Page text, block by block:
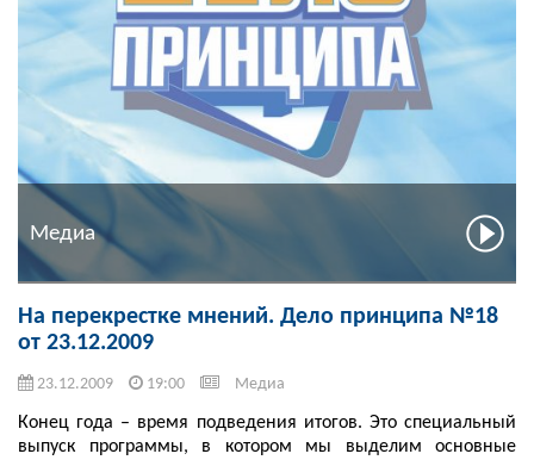
Медиа
На перекрестке мнений. Дело принципа №18
от 23.12.2009
23.12.2009 19:00 Медиа
Конец года – время подведения итогов. Это специальный
выпуск программы, в котором мы выделим основные